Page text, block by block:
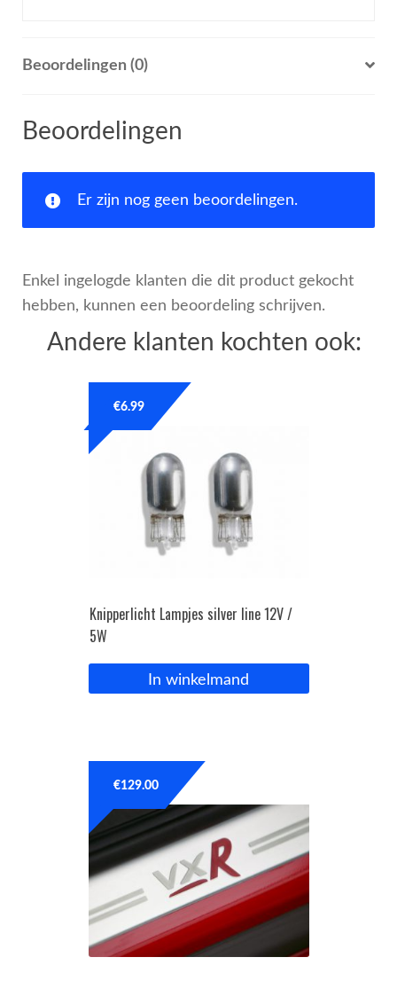
Beoordelingen (0)
Beoordelingen
Er zijn nog geen beoordelingen.
Enkel ingelogde klanten die dit product gekocht
hebben, kunnen een beoordeling schrijven.
Andere klanten kochten ook:
Knipperlicht Lampjes silver line 12V /
5W
€6.99
In winkelmand
€129.00